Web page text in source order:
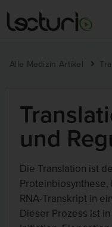
Alle Medizin Artikel
und
Die Translation ist
RNA-Transkript in
Dieser Prozess ist